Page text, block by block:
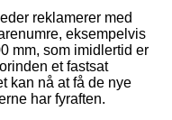
reklamerer med
eksempelvis
mm, som imidlertid er
et fastsat
kan nå at få de nye
har fyraften.